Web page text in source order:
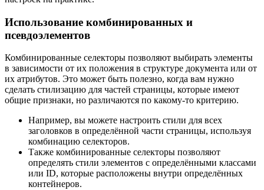
Использование комбинированных и
псевдоэлементов
Комбинированные селекторы позволяют выбирать элементы
в зависимости от их положения в структуре документа или от
их атрибутов. Это может быть полезно, когда вам нужно
сделать стилизацию для частей страницы, которые имеют
общие признаки, но различаются по какому-то критерию.
Например, вы можете настроить стили для всех
заголовков в определённой части страницы, используя
комбинацию селекторов.
Также комбинированные селекторы позволяют
определять стили элементов с определёнными классами
или ID, которые расположены внутри определённых
контейнеров.